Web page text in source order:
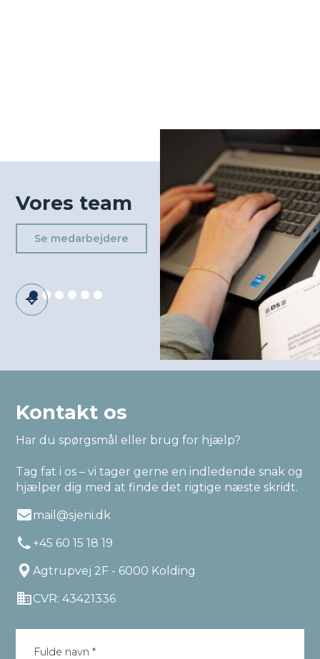
Vores team
Se medarbejdere
Kontakt os
Har du spørgsmål eller brug for hjælp?
Tag fat i os – vi tager gerne en indledende snak og
hjælper dig med at finde det rigtige næste skridt.
mail@sjeni.dk
+45 60 15 18 19
Agtrupvej 2F - 6000 Kolding
CVR: 43421336
Fulde navn *